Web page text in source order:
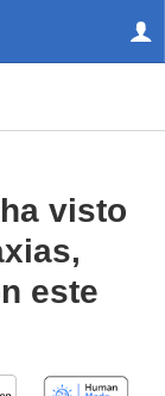
visto
este